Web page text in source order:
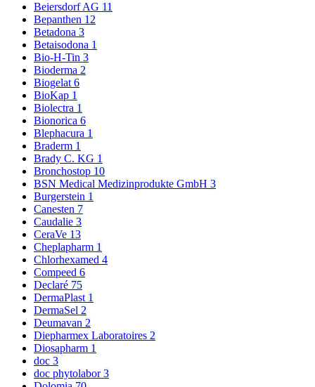
Beiersdorf AG 11
Bepanthen 12
Betadona 3
Betaisodona 1
Bio-H-Tin 3
Bioderma 2
Biogelat 6
BioKap 1
Biolectra 1
Bionorica 6
Blephacura 1
Braderm 1
Brady C. KG 1
Bronchostop 10
BSN Medical Medizinprodukte GmbH 3
Burgerstein 1
Canesten 7
Caudalie 3
CeraVe 13
Cheplapharm 1
Chlorhexamed 4
Compeed 6
Declaré 75
DermaPlast 1
DermaSel 2
Deumavan 2
Diepharmex Laboratoires 2
Diosapharm 1
doc 3
doc phytolabor3